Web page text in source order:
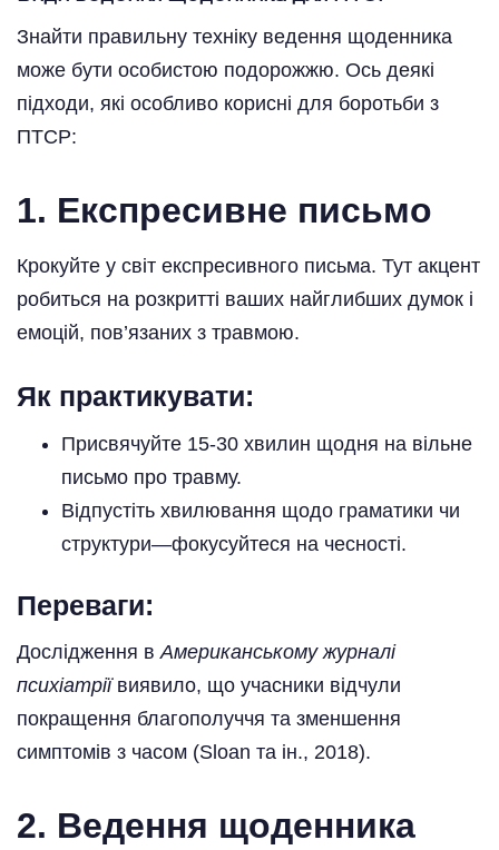
Знайти правильну техніку ведення щоденника
може бути особистою подорожжю. Ось деякі
підходи, які особливо корисні для боротьби з
ПТСР:
1. Експресивне письмо
Крокуйте у світ експресивного письма. Тут акцент
робиться на розкритті ваших найглибших думок і
емоцій, пов’язаних з травмою.
Як практикувати:
Присвячуйте 15-30 хвилин щодня на вільне
письмо про травму.
Відпустіть хвилювання щодо граматики чи
структури—фокусуйтеся на чесності.
Переваги:
Дослідження вАмериканському журналі
психіатріївиявило, що учасники відчули
покращення благополуччя та зменшення
симптомів з часом (Sloan та ін., 2018).
2. Ведення щоденника